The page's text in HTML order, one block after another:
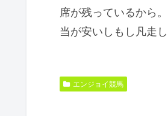
席が残っているから
当が安いしもし凡走
エンジョイ競馬